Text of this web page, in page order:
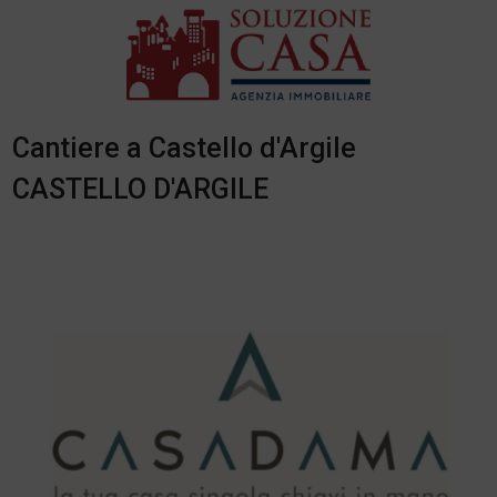
Cantiere a Castello d'Argile
CASTELLO D'ARGILE